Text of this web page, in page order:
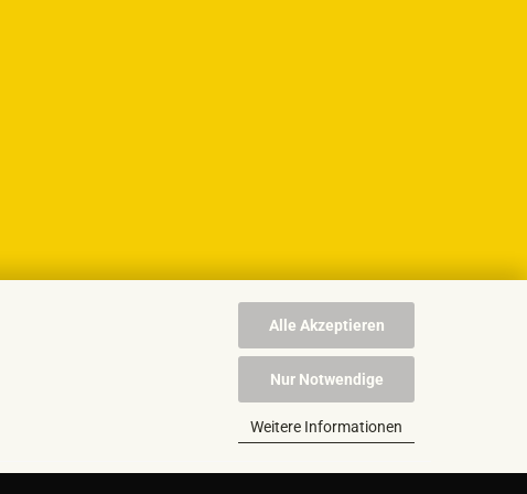
Alle Akzeptieren
Nur Notwendige
Weitere Informationen